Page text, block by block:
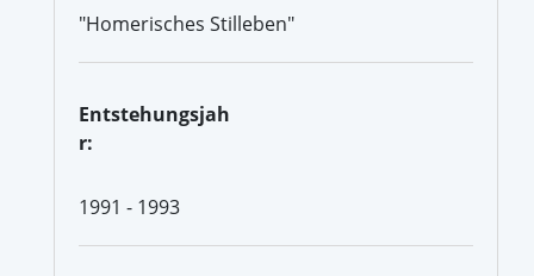
"Homerisches Stilleben"
Entstehungsjah
r:
1991 - 1993